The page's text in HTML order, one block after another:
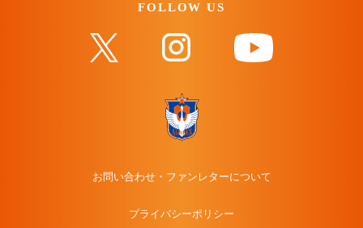
FOLLOW US
お問い合わせ・ファンレターについて
プライバシーポリシー